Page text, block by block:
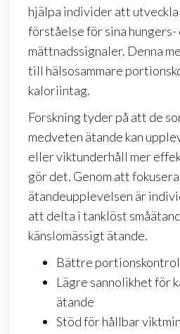
hjälpa individer att
förståelse för sina hungers-
mättnadssignaler. Denna
till hälsosammare
kaloriintag.
Forskning tyder på att de
medveten ätande kan
eller viktunderhåll mer
gör det. Genom att
ätandeupplevelsen är
att delta i tanklöst
känslomässigt ätande.
Bättre
Lägre sannolikhet för
ätande
Stöd för hållbar